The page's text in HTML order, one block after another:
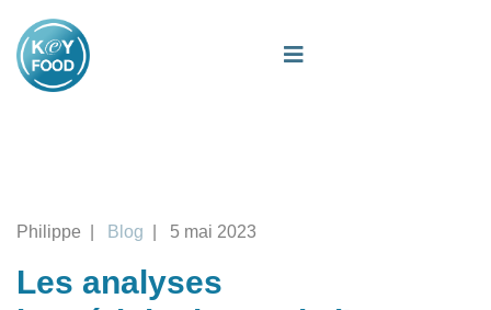
Philippe Blog 5 mai 2023
Les analyses